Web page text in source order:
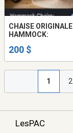
CHAISE ORIGINALE
HAMMOCK:
200 $
1 2
LesPAC